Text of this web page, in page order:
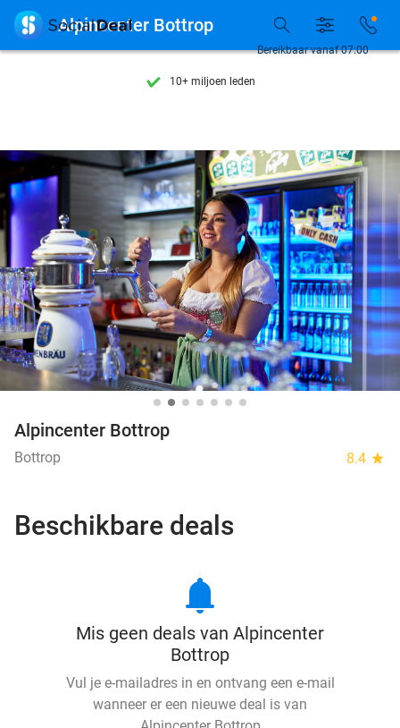
7 dagen per week beschikbaar
10+ miljoen leden
7 dagen per week beschikbaar
10+ miljoen leden
Bereikbaar vanaf 07:00
 Alpincenter Bottrop
Alpincenter Bottrop
Bottrop 8.4 star
Beschikbare deals
notifications
Mis geen deals van Alpincenter
Bottrop
Vul je e-mailadres in en ontvang een e-mail
wanneer er een nieuwe deal is van